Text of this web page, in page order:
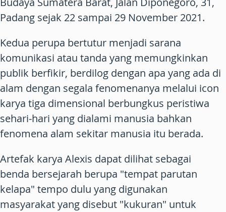
Padang sejak 22 sampai 29 November 2021.
Kedua perupa bertutur menjadi sarana
komunikasi atau tanda yang memungkinkan
publik berfikir, berdilog dengan apa yang ada di
alam dengan segala fenomenanya melalui icon
karya tiga dimensional berbungkus peristiwa
sehari-hari yang dialami manusia bahkan
fenomena alam sekitar manusia itu berada.
Artefak karya Alexis dapat dilihat sebagai
benda bersejarah berupa "tempat parutan
kelapa" tempo dulu yang digunakan
masyarakat yang disebut "kukuran" untuk